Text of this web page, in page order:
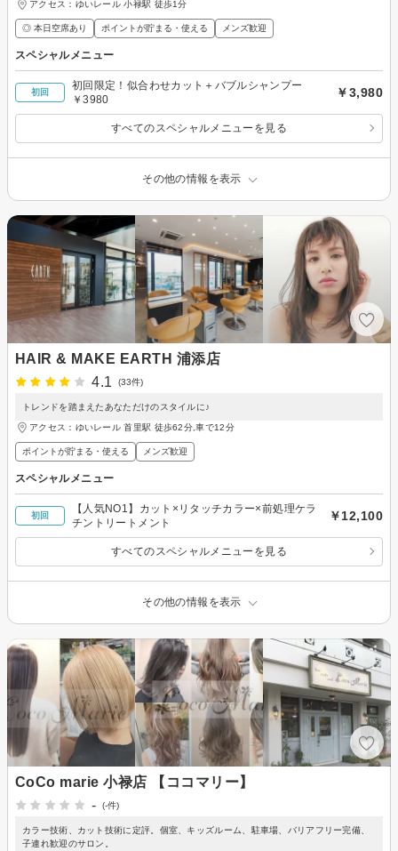
アクセス：ゆいレール 小禄駅 徒歩1分
◎ 本日空席あり ポイントが貯まる・使える メンズ歓迎
スペシャルメニュー
初回
初回限定！似合わせカット＋バブルシャンプー
￥3980
￥3,980
すべてのスペシャルメニューを見る
その他の情報を表示
HAIR & MAKE EARTH 浦添店
4.1
(33件)
トレンドを踏まえたあなただけのスタイルに♪
アクセス：ゆいレール 首里駅 徒歩62分,車で12分
ポイントが貯まる・使える メンズ歓迎
スペシャルメニュー
初回
【人気NO1】カット×リタッチカラー×前処理ケラ
チントリートメント
￥12,100
すべてのスペシャルメニューを見る
その他の情報を表示
CoCo marie 小禄店 【ココマリー】
-
(-件)
カラー技術、カット技術に定評。個室、キッズルーム、駐車場、バリアフリー完備、
子連れ歓迎のサロン。